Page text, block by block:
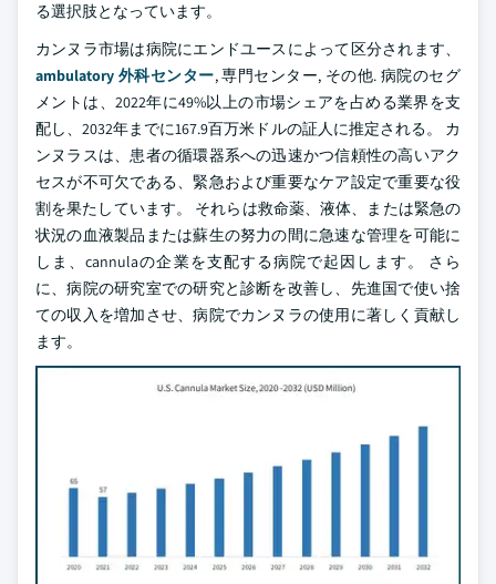
る選択肢となっています。
カンヌラ市場は病院にエンドユースによって区分されます、
ambulatory 外科センター, 専門センター, その他. 病院のセグ
メントは、2022年に49%以上の市場シェアを占める業界を支
配し、2032年までに167.9百万米ドルの証人に推定される。 カ
ンヌラスは、患者の循環器系への迅速かつ信頼性の高いアク
セスが不可欠である、緊急および重要なケア設定で重要な役
割を果たしています。 それらは救命薬、液体、または緊急の
状況の血液製品または蘇生の努力の間に急速な管理を可能に
しま、cannulaの企業を支配する病院で起因します。 さら
に、病院の研究室での研究と診断を改善し、先進国で使い捨
ての収入を増加させ、病院でカンヌラの使用に著しく貢献し
ます。